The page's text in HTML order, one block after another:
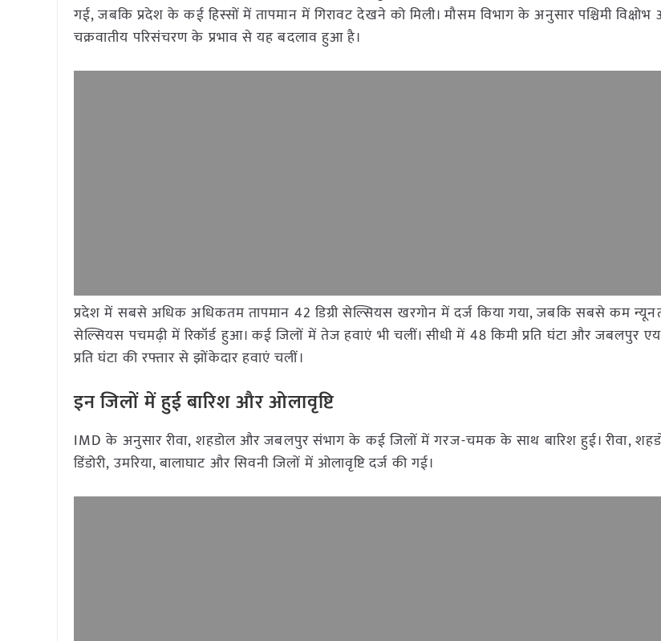
गई, जबकि प्रदेश के कई हिस्सों में तापमान में गिरावट देखने को मिली। मौसम विभाग के अनुसार पश्चिमी
चक्रवातीय परिसंचरण के प्रभाव से यह बदलाव हुआ है।
प्रदेश में सबसे अधिक अधिकतम तापमान 42 डिग्री सेल्सियस खरगोन में दर्ज किया गया, जबकि सबसे कम
सेल्सियस पचमढ़ी में रिकॉर्ड हुआ। कई जिलों में तेज हवाएं भी चलीं। सीधी में 48 किमी प्रति घंटा और जबलपुर
प्रति घंटा की रफ्तार से झोंकेदार हवाएं चलीं।
इन जिलों में हुई बारिश और ओलावृष्टि
IMD के अनुसार रीवा, शहडोल और जबलपुर संभाग के कई जिलों में गरज-चमक के साथ बारिश हुई। रीवा,
डिंडोरी, उमरिया, बालाघाट और सिवनी जिलों में ओलावृष्टि दर्ज की गई।